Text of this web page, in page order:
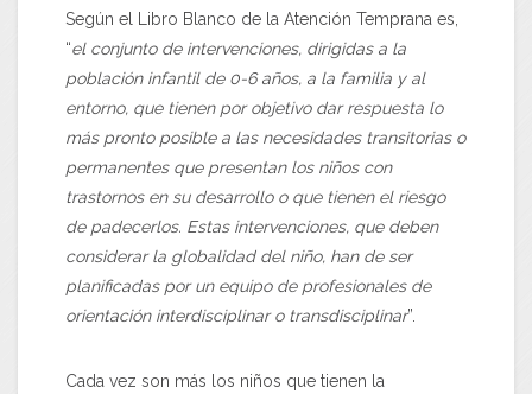
Según el Libro Blanco de la Atención Temprana es,
“el conjunto de intervenciones, dirigidas a la
población infantil de 0-6 años, a la familia y al
entorno, que tienen por objetivo dar respuesta lo
más pronto posible a las necesidades transitorias o
permanentes que presentan los niños con
trastornos en su desarrollo o que tienen el riesgo
de padecerlos. Estas intervenciones, que deben
considerar la globalidad del niño, han de ser
planificadas por un equipo de profesionales de
orientación interdisciplinar o transdisciplinar”.
Cada vez son más los niños que tienen la